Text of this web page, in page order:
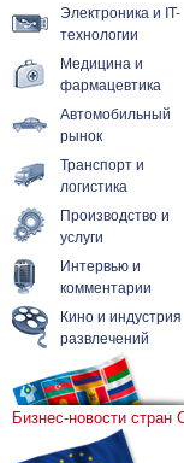
Электроника и IT-
технологии
Медицина и
фармацевтика
Автомобильный
рынок
Транспорт и
логистика
Производство и
услуги
Интервью и
комментарии
Кино и индустрия
развлечений
Бизнес-новости стран